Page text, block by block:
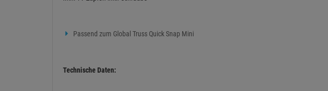
Passend zum Global Truss Quick Snap Mini
Technische Daten: